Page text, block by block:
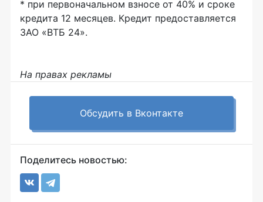
* при первоначальном взносе от 40% и сроке
кредита 12 месяцев. Кредит предоставляется
ЗАО «ВТБ 24».
На правах рекламы
Обсудить в Вконтакте
Поделитесь новостью: